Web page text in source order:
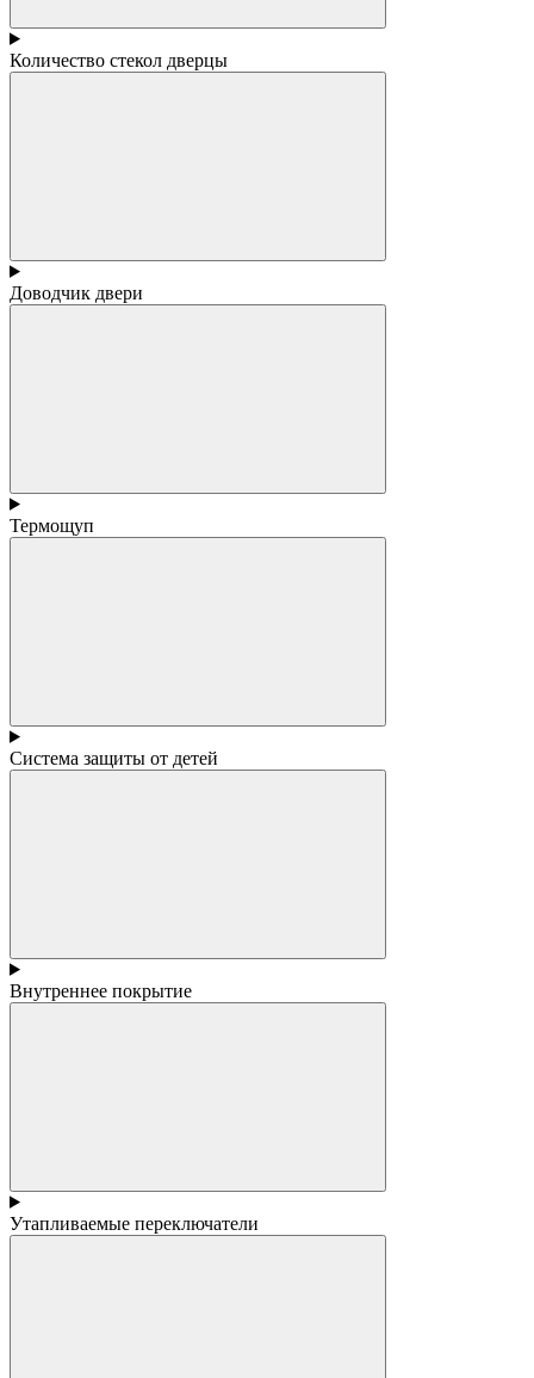
Количество стекол дверцы
Доводчик двери
Термощуп
Система защиты от детей
Внутреннее покрытие
Утапливаемые переключатели